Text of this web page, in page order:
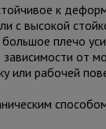
к
с высокой
плечо
зависимости от
или рабочей